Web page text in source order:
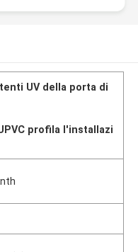
UV della porta di
profila l'installazi